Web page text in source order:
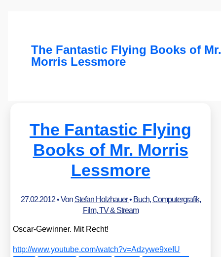
The Fantastic Flying Books of Mr.
Morris Lessmore
The Fantastic Flying
Books of Mr. Morris
Lessmore
27.02.2012• Von Stefan Holzhauer• Buch,Computergrafik,
Film, TV & Stream
Oscar-Gewin­ner. Mit Recht!
http://​www​.you​tube​.com/​w​a​t​c​h​?​v​=​A​d​z​y​w​e​9​x​eIU